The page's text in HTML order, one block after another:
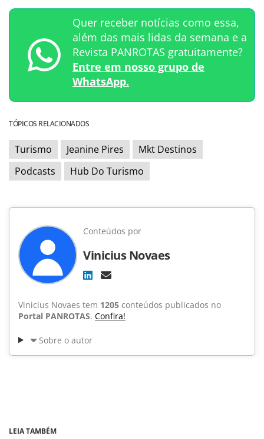
Quer receber notícias como essa,
além das mais lidas da semana e a
Revista PANROTAS gratuitamente?
Entre em nosso grupo de
WhatsApp.
TÓPICOS RELACIONADOS
Turismo Jeanine Pires
Mkt Destinos
Podcasts
Hub Do Turismo
Conteúdos por
Vinicius Novaes
Vinicius Novaes tem 1205 conteúdos publicados no
Portal PANROTAS. Confira!
Sobre o autor
LEIA TAMBÉM